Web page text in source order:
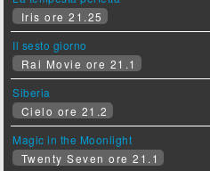
Iris ore 21.25
Il sesto giorno
Rai Movie ore 21.1
Siberia
Cielo ore 21.2
Magic in the Moonlight
Twenty Seven ore 21.1